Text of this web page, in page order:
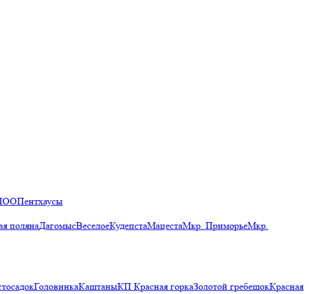
Пентхаусы
полянаДагомысВеселоеКудепстаМацестаМкр. ПриморьеМкр.
ГоловинкаКаштаныКП Красная горкаЗолотой гребешокКрасная